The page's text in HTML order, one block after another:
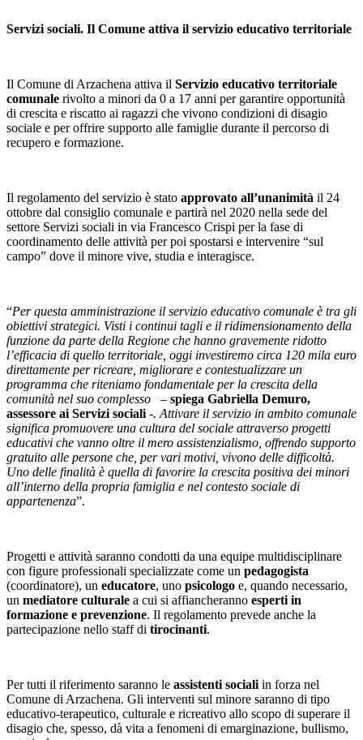
Servizi sociali. Il Comune attiva il servizio educativo territoriale
Il Comune di Arzachena attiva il Servizio educativo territoriale
comunale rivolto a minori da 0 a 17 anni per garantire opportunità
di crescita e riscatto ai ragazzi che vivono condizioni di disagio
sociale e per offrire supporto alle famiglie durante il percorso di
recupero e formazione.
Il regolamento del servizio è stato approvato all’unanimità il 24
ottobre dal consiglio comunale e partirà nel 2020 nella sede del
settore Servizi sociali in via Francesco Crispi per la fase di
coordinamento delle attività per poi spostarsi e intervenire “sul
campo” dove il minore vive, studia e interagisce.
“Per questa amministrazione il servizio educativo comunale è tra gli
obiettivi strategici. Visti i continui tagli e il ridimensionamento della
funzione da parte della Regione che hanno gravemente ridotto
l’efficacia di quello territoriale, oggi investiremo circa 120 mila euro
direttamente per ricreare, migliorare e contestualizzare un
programma che riteniamo fondamentale per la crescita della
comunità nel suo complesso – spiega Gabriella Demuro,
assessore ai Servizi sociali -. Attivare il servizio in ambito comunale
significa promuovere una cultura del sociale attraverso progetti
educativi che vanno oltre il mero assistenzialismo, offrendo supporto
gratuito alle persone che, per vari motivi, vivono delle difficoltà.
Uno delle finalità è quella di favorire la crescita positiva dei minori
all’interno della propria famiglia e nel contesto sociale di
appartenenza”.
Progetti e attività saranno condotti da una equipe multidisciplinare
con figure professionali specializzate come un pedagogista
(coordinatore), un educatore, uno psicologo e, quando necessario,
un mediatore culturale a cui si affiancheranno esperti in
formazione e prevenzione. Il regolamento prevede anche la
partecipazione nello staff di tirocinanti.
Per tutti il riferimento saranno le assistenti sociali in forza nel
Comune di Arzachena. Gli interventi sul minore saranno di tipo
educativo-terapeutico, culturale e ricreativo allo scopo di superare il
disagio che, spesso, dà vita a fenomeni di emarginazione, bullismo,